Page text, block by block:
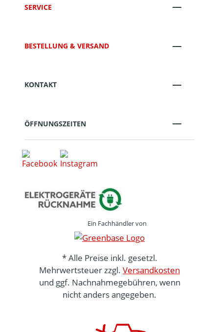
SERVICE
BESTELLUNG & VERSAND
KONTAKT
ÖFFNUNGSZEITEN
Ein Fachhändler von
* Alle Preise inkl. gesetzl.
Mehrwertsteuer zzgl. Versandkosten
und ggf. Nachnahmegebühren, wenn
nicht anders angegeben.